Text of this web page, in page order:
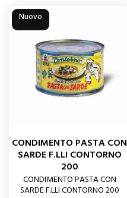
Nuovo
CONDIMENTO PASTA CON
SARDE F.LLI CONTORNO
200
CONDIMENTO PASTA CON
SARDE F.LLI CONTORNO 200